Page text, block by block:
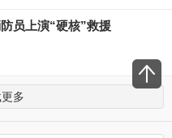
员上演“硬核”救援
多